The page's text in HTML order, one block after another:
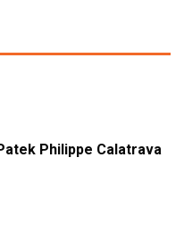
Philippe Calatrava